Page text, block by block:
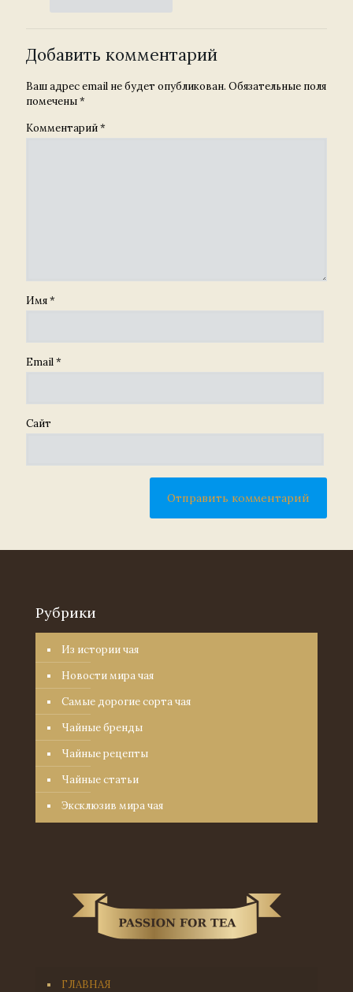
Добавить комментарий
Ваш адрес email не будет опубликован. Обязательные поля
помечены*
Комментарий*
Имя*
Email*
Сайт
Рубрики
Из истории чая
Новости мира чая
Самые дорогие сорта чая
Чайные бренды
Чайные рецепты
Чайные статьи
Эксклюзив мира чая
ГЛАВНАЯ